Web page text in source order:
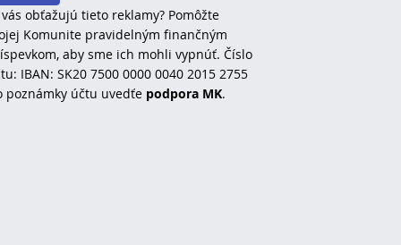
obťažujú tieto reklamy? Pomôžte
Komunite pravidelným finančným
aby sme ich mohli vypnúť. Číslo
IBAN: SK20 7500 0000 0040 2015 2755
poznámky účtu uvedťe podpora MK.